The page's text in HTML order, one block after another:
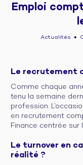
Emploi
Actualités ●
Le recrutement
Comme chaque
tenu la semaine
profession.
en recrutement
Finance centrée sur
Le turnover en
réalité ?